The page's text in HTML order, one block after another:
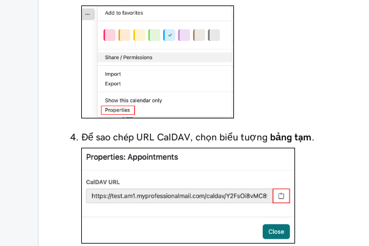
Để sao chép URL CalDAV, chọn biểu tượng bảng tạm.